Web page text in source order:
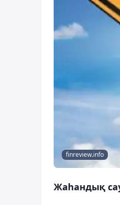
finreview.info
Жаһандық